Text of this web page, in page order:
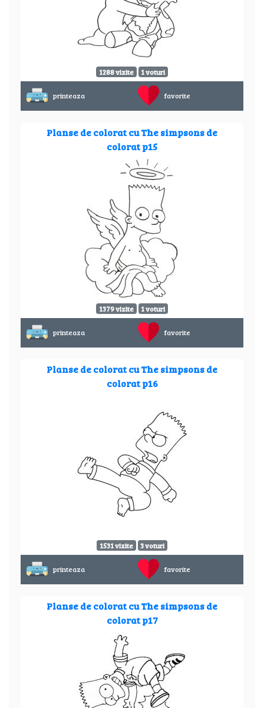
1288 vizite 1 voturi
printeaza favorite
Planse de colorat cu The simpsons de
colorat p15
1379 vizite 1 voturi
printeaza favorite
Planse de colorat cu The simpsons de
colorat p16
1531 vizite 3 voturi
printeaza favorite
Planse de colorat cu The simpsons de
colorat p17